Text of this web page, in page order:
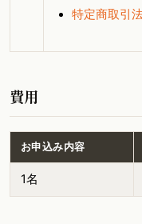
特定商取引
費用
お申込み内容
1名